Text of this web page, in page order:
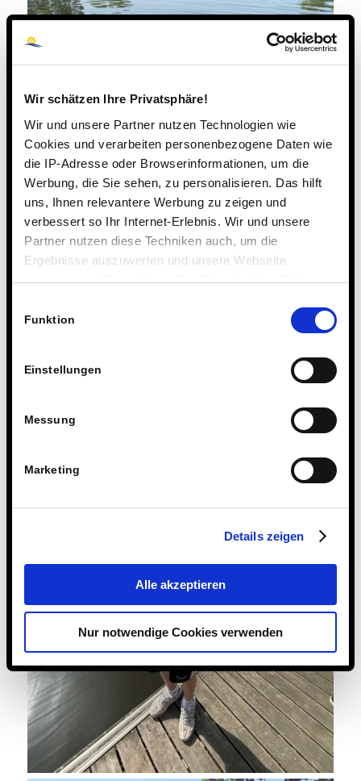
Wir schätzen Ihre Privatsphäre!
Wir und unsere Partner nutzen Technologien wie
Cookies und verarbeiten personenbezogene Daten wie
die IP-Adresse oder Browserinformationen, um die
Werbung, die Sie sehen, zu personalisieren. Das hilft
uns, Ihnen relevantere Werbung zu zeigen und
verbessert so Ihr Internet-Erlebnis. Wir und unsere
Partner nutzen diese Techniken auch, um die
Ergebnisse auszuwerten und unsere Webseite
anzupassen. Wir schätzen Ihre Privatsphäre. Daher
Technologien.
Funktion
Einstellungen
Messung
Marketing
Details zeigen
Alle akzeptieren
Nur notwendige Cookies verwenden